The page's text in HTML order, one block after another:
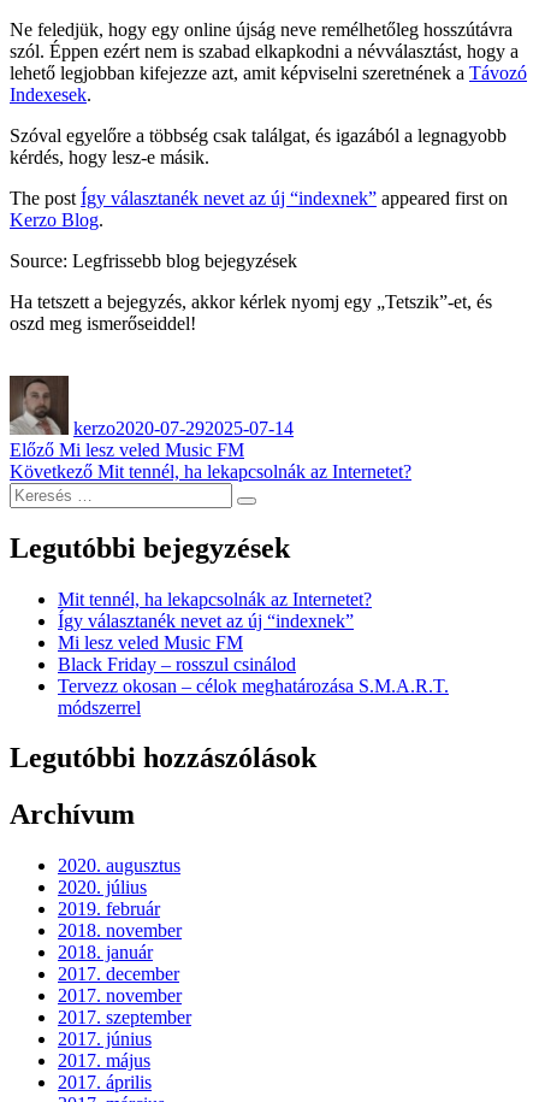
Ne feledjük, hogy egy online újság neve remélhetőleg hosszútávra
szól. Éppen ezért nem is szabad elkapkodni a névválasztást, hogy a
lehető legjobban kifejezze azt, amit képviselni szeretnének a Távozó
Indexesek.
Szóval egyelőre a többség csak találgat, és igazából a legnagyobb
kérdés, hogy lesz-e másik.
The post Így választanék nevet az új “indexnek” appeared first on
Kerzo Blog.
Source: Legfrissebb blog bejegyzések
Ha tetszett a bejegyzés, akkor kérlek nyomj egy „Tetszik”-et, és
oszd meg ismerőseiddel!
kerzo2020-07-292025-07-14
Bejegyzés
navigáció
Előző Korábbi
bejegyzés:
Mi lesz veled Music FM
Következő Következő
Mit tennél, ha lekapcsolnák az Internetet?
Keresés
a
következő
kifejezésre:
Keresés
Legutóbbi bejegyzések
Mit tennél, ha lekapcsolnák az Internetet?
Így választanék nevet az új “indexnek”
Mi lesz veled Music FM
Black Friday – rosszul csinálod
Tervezz okosan – célok meghatározása S.M.A.R.T.
módszerrel
Legutóbbi hozzászólások
Archívum
2020. augusztus
2020. július
2019. február
2018. november
2018. január
2017. december
2017. november
2017. szeptember
2017. június
2017. május
2017. április